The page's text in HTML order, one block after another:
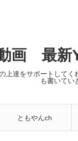
画 最新
達をサポートして
も書いてい
ともやんch